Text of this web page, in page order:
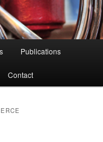
Publications
Contact